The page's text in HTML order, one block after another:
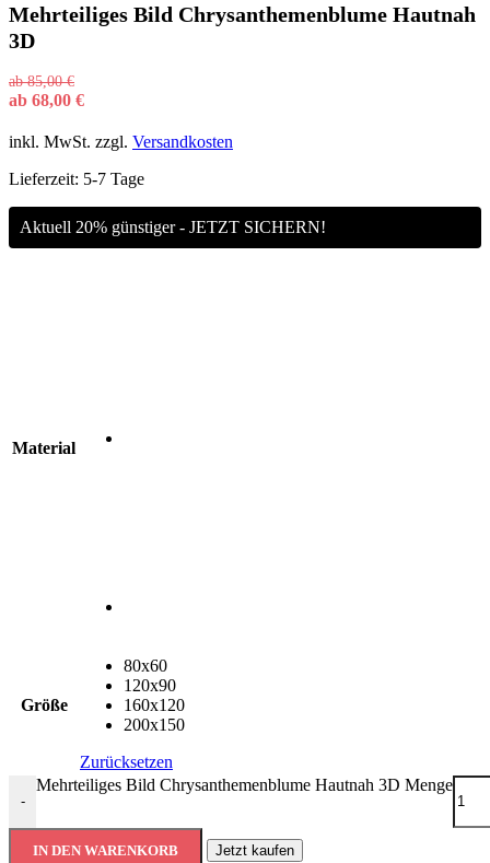
Mehrteiliges Bild Chrysanthemenblume Hautnah
3D
ab85,00€
ab 68,00 €
inkl. MwSt. zzgl. Versandkosten
Lieferzeit: 5-7 Tage
Aktuell 20% günstiger - JETZT SICHERN!
Material
Größe
80x60
120x90
160x120
200x150
Zurücksetzen
-
Mehrteiliges Bild Chrysanthemenblume Hautnah 3D Menge
IN DEN WARENKORB Jetzt kaufen